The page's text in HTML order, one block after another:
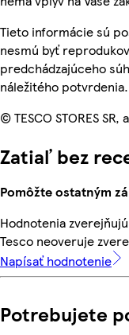
Tieto informácie sú
nesmú byť
predchádzajúceho
náležitého potvrdenia.
© TESCO STORES SR,
Zatiaľ bez
Pomôžte ostatným
Hodnotenia
Tesco neoveruje
Napísať hodnotenie
Potrebujete